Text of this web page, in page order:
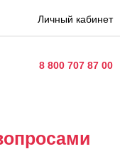
Личный кабинет
8 800 707 87 00